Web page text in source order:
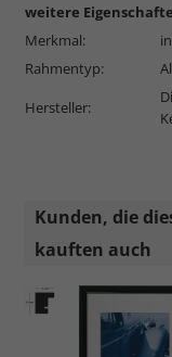
weitere
Merkmal:
Rahmentyp:
Hersteller:
Kunden, die
kauften auch